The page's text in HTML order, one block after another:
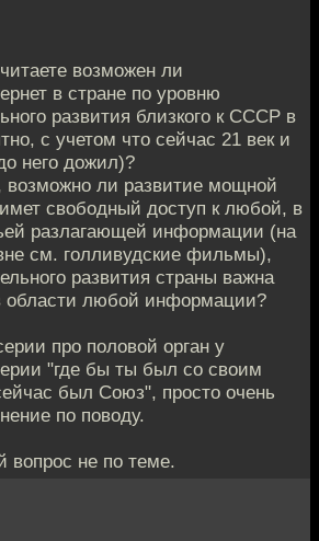
возможен ли
в стране по уровню
развития близкого к СССР в
с учетом что сейчас 21 век и
него дожил)?
ли развитие мощной
свободный доступ к любой, в
разлагающей информации (на
см. голливудские фильмы),
развития страны важна
области любой информации?
про половой орган у
"где бы ты был со своим
был Союз", просто очень
по поводу.
вопрос не по теме.